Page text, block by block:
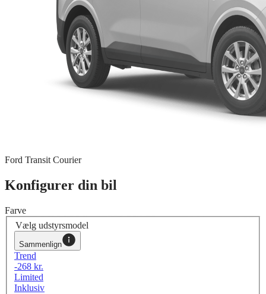
Ford Transit Courier
Konfigurer din bil
Farve
Vælg udstyrsmodel
Sammenlign
Trend
-268 kr.
Limited
Inklusiv